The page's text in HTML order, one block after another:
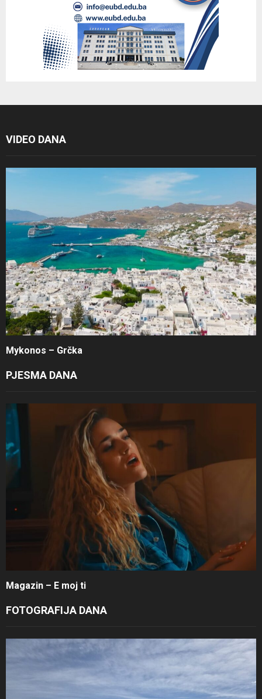
VIDEO DANA
Mykonos – Grčka
PJESMA DANA
Magazin – E moj ti
FOTOGRAFIJA DANA